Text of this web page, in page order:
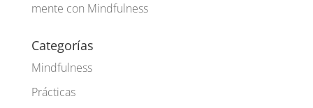
mente con Mindfulness
Categorías
Mindfulness
Prácticas